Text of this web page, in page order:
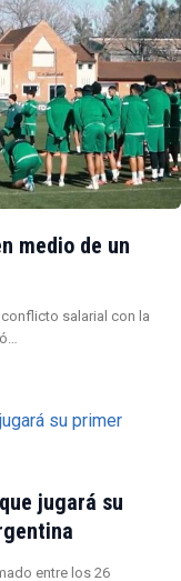
medio de un
salarial con la
jugará su
entre los 26